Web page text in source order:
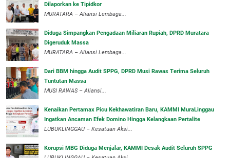
Dilaporkan ke Tipidkor
‎MURATARA – Aliansi Lembaga...
Diduga Simpangkan Pengadaan Miliaran Rupiah, DPRD Muratara
Digeruduk Massa
‎MURATARA – Aliansi Lembaga...
Dari BBM hingga Audit SPPG, DPRD Musi Rawas Terima Seluruh
Tuntutan Massa
MUSI RAWAS – Aliansi...
‎Kenaikan Pertamax Picu Kekhawatiran Baru, KAMMI MuraLinggau
Ingatkan Ancaman Efek Domino Hingga Kelangkaan Pertalite
‎LUBUKLINGGAU – Kesatuan Aksi...
Korupsi MBG Diduga Menjalar, KAMMI Desak Audit Seluruh SPPG